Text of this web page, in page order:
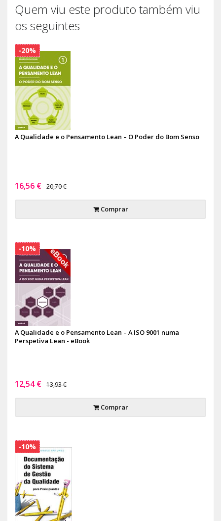
Quem viu este produto também viu
os seguintes
A Qualidade e o Pensamento Lean – O Poder do Bom Senso
16,56 € 20,70 €
Comprar
-20%
A Qualidade e o Pensamento Lean – A ISO 9001 numa
Perspetiva Lean - eBook
12,54 € 13,93 €
Comprar
-10%
-10%